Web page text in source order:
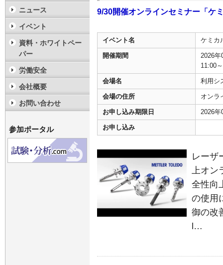
9/30開催オンラインセミナー「ケ
イベント名 ケミカ
開催期間
2026年
11:00
会場名 利用シ
会場の住所 オンラ
お申し込み期限日 2026年
お申し込み
レーザ
上オン
全性向
の使用
御の改
l…
ニュース
イベント
資料・ホワイトペー
パー
労働安全
会社概要
お問い合わせ
参加ポータル